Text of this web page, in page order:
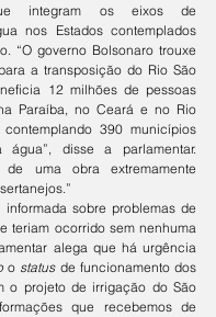
integram os eixos de
nos Estados contemplados
“O governo Bolsonaro trouxe
a transposição do Rio São
12 milhões de pessoas
Paraíba, no Ceará e no Rio
390 municípios
disse a parlamentar.
de uma obra extremamente
teriam ocorrido sem nenhuma
alega que há urgência
o status de funcionamento dos
o projeto de irrigação do São
que recebemos de